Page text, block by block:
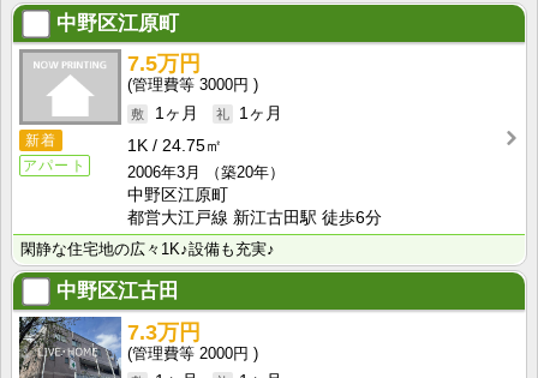
中野区江原町
新着
アパート
7.5万円
3000円
1ヶ月
1ヶ月
1K
24.75㎡
2006年3月
（築20年）
中野区江原町
都営大江戸線 新江古田駅 徒歩6分
閑静な住宅地の広々1K♪設備も充実♪
中野区江古田
7.3万円
2000円